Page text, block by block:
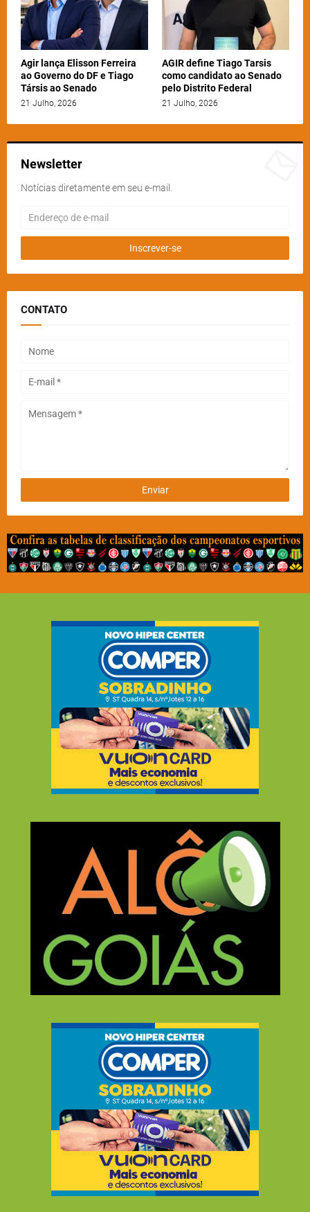
Agir lança Elisson Ferreira
ao Governo do DF e Tiago
Társis ao Senado
21 Julho, 2026
AGIR define Tiago Tarsis
como candidato ao Senado
pelo Distrito Federal
21 Julho, 2026
Newsletter
Notícias diretamente em seu e-mail.
CONTATO